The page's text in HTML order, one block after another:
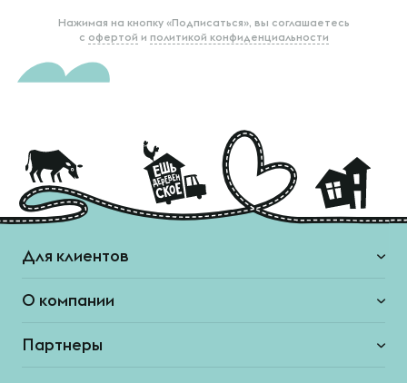
Нажимая на кнопку «Подписаться», вы соглашаетесь
с офертой и политикой конфиденциальности
Для клиентов
О компании
Партнеры